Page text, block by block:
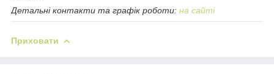
Детальні контакти та графік роботи: на сайті
Приховати